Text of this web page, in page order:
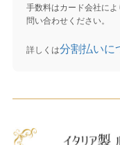
手数料はカード会社に
問い合わせください。
詳しくは分割払いに